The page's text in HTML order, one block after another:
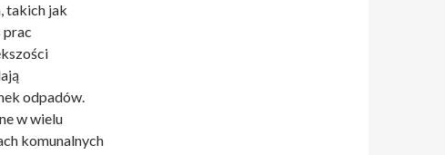
takich jak
prac
odpadów.
w wielu
komunalnych